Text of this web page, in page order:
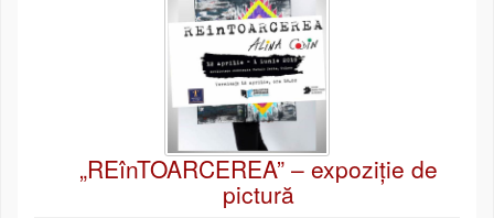
„REînTOARCEREA” – expoziție de
pictură